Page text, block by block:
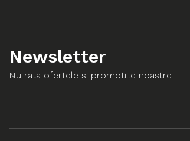
Newsletter
Nu rata ofertele si promotiile noastre